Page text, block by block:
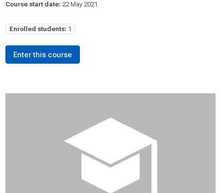
Course start date: 22 May 2021
Enrolled students: 1
Enter this course